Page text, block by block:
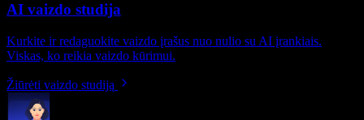
AI vaizdo studija
Kurkite ir redaguokite vaizdo įrašus nuo nulio su AI įrankiais.
Viskas, ko reikia vaizdo kūrimui.
Žiūrėti vaizdo studiją